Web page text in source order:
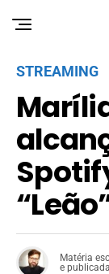
STREAMING
Matéria
e